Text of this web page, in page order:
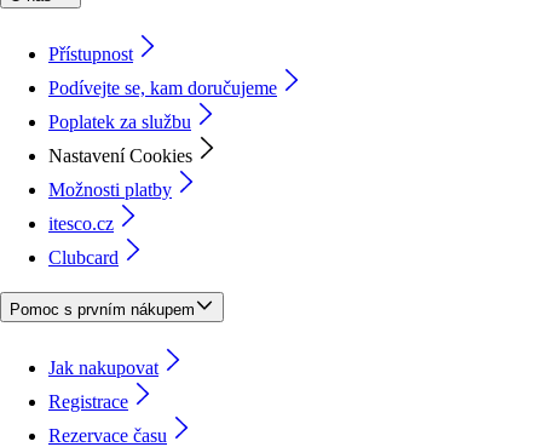
Přístupnost
Podívejte se, kam doručujeme
Poplatek za službu
Nastavení Cookies
Možnosti platby
itesco.cz
Clubcard
Pomoc s prvním nákupem
Jak nakupovat
Registrace
Rezervace času